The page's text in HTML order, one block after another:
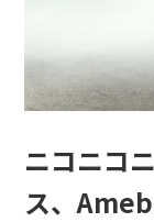
ニコニコ
ス、